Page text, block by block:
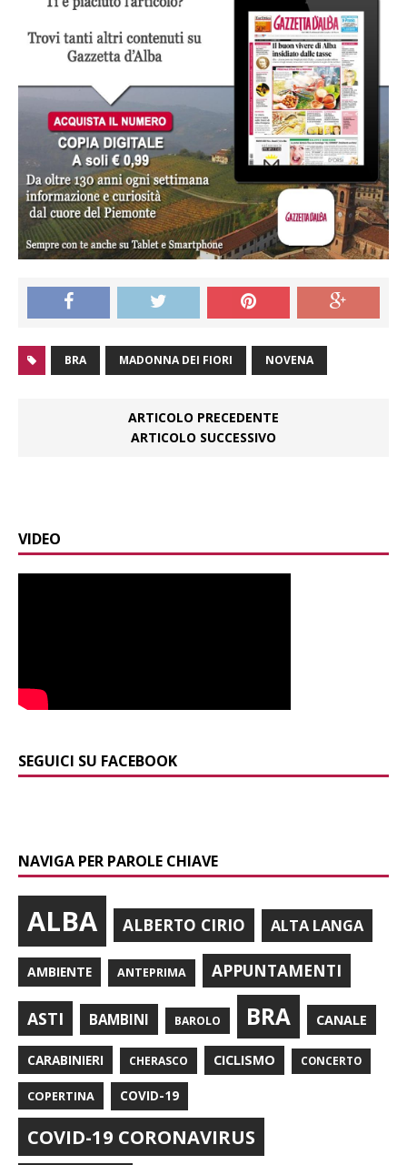
BRA MADONNA DEI FIORI NOVENA
ARTICOLO PRECEDENTE
ARTICOLO SUCCESSIVO
VIDEO
SEGUICI SU FACEBOOK
NAVIGA PER PAROLE CHIAVE
ALBA ALBERTO CIRIO ALTA LANGA
AMBIENTE ANTEPRIMA APPUNTAMENTI
ASTI BAMBINI BAROLO BRA CANALE
CARABINIERI CHERASCO CICLISMO CONCERTO
COPERTINA COVID-19
COVID-19 CORONAVIRUS